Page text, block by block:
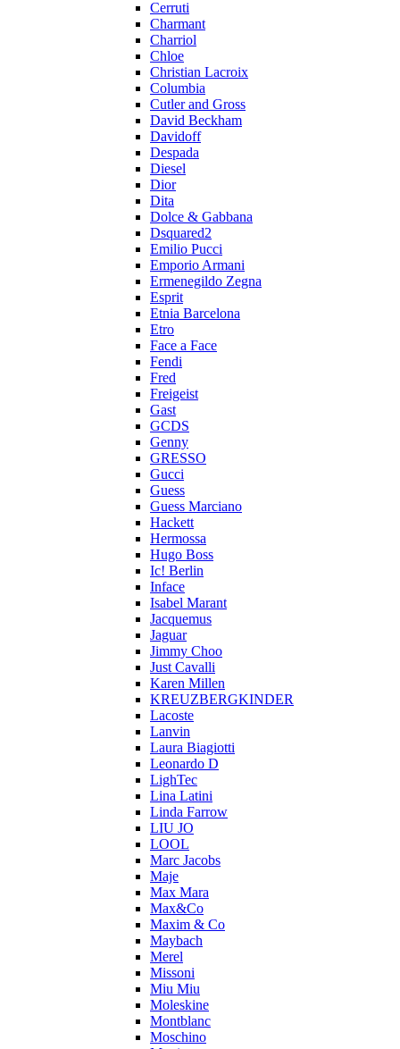
Cerruti
Charmant
Charriol
Chloe
Christian Lacroix
Columbia
Cutler and Gross
David Beckham
Davidoff
Despada
Diesel
Dior
Dita
Dolce & Gabbana
Dsquared2
Emilio Pucci
Emporio Armani
Ermenegildo Zegna
Esprit
Etnia Barcelona
Etro
Face a Face
Fendi
Fred
Freigeist
Gast
GCDS
Genny
GRESSO
Gucci
Guess
Guess Marciano
Hackett
Hermossa
Hugo Boss
Ic! Berlin
Inface
Isabel Marant
Jacquemus
Jaguar
Jimmy Choo
Just Cavalli
Karen Millen
KREUZBERGKINDER
Lacoste
Lanvin
Laura Biagiotti
Leonardo D
LighTec
Lina Latini
Linda Farrow
LIU JO
LOOL
Marc Jacobs
Maje
Max Mara
Max&Co
Maxim & Co
Maybach
Merel
Missoni
Miu Miu
Moleskine
Montblanc
Moschino